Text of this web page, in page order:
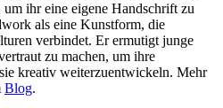
ihr eine eigene Handschrift zu
als eine Kunstform, die
verbindet. Er ermutigt junge
zu machen, um ihre
kreativ weiterzuentwickeln. Mehr
Blog.